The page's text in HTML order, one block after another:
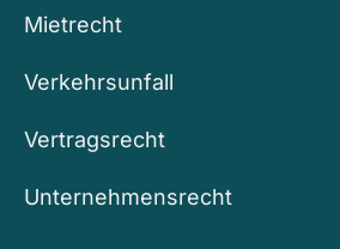
Mietrecht
Verkehrsunfall
Vertragsrecht
Unternehmensrecht